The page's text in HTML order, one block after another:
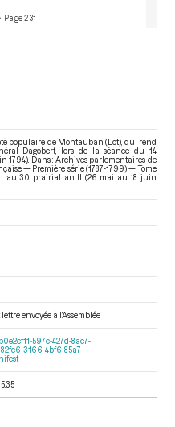
Page 231
populaire de Montauban (Lot), qui rend
Dagobert, lors de la séance du 14
1794). Dans : Archives parlementaires de
— Première série (1787-1799) — Tome
au 30 prairial an II (26 mai au 18 juin
envoyée à l’Assemblée
597c-427d-8ac7-
3166-4bf6-85a7-